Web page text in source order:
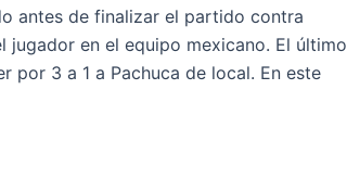
antes de finalizar el partido contra
jugador en el equipo mexicano. El último
por 3 a 1 a Pachuca de local. En este